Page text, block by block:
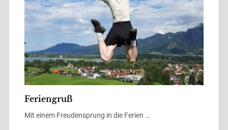
Feriengruß
Mit einem Freudensprung in die Ferien …